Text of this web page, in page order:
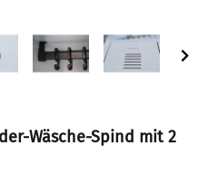
Wäsche-Spind mit 2